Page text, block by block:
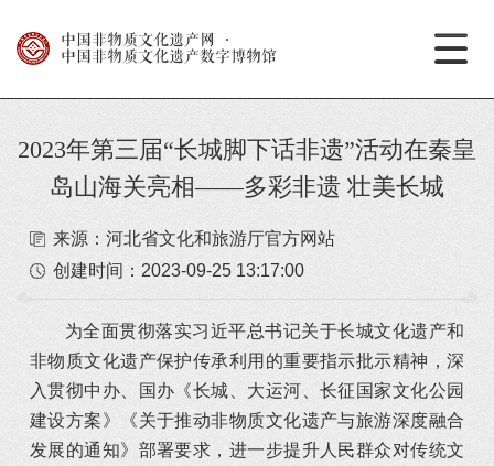
中国非物质文化遗产网
·
中国非物质文化遗产数字博物馆
2023年第三届“长城脚下话非遗”活动在秦皇
岛山海关亮相——多彩非遗 壮美长城
来源：河北省文化和旅游厅官方网站
创建时间： 2023-09-25 13:17:00
为全面贯彻落实习近平总书记关于长城文化遗产和
非物质文化遗产保护传承利用的重要指示批示精神，深
入贯彻中办、国办《长城、大运河、长征国家文化公园
建设方案》《关于推动非物质文化遗产与旅游深度融合
发展的通知》部署要求，进一步提升人民群众对传统文